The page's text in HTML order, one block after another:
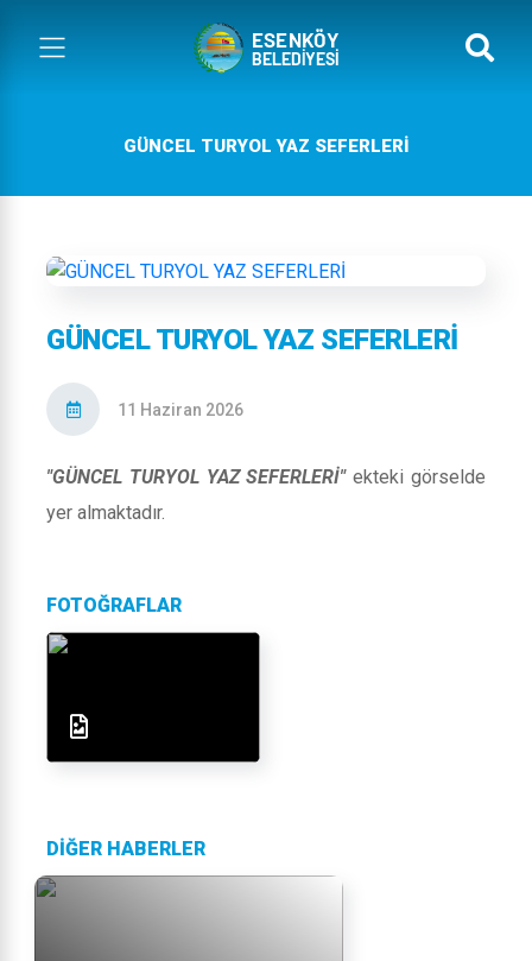
GÜNCEL TURYOL YAZ SEFERLERİ
GÜNCEL TURYOL YAZ SEFERLERİ
11 Haziran 2026
"GÜNCEL TURYOL YAZ SEFERLERİ"ekteki görselde
yer almaktadır.
FOTOĞRAFLAR
DİĞER HABERLER